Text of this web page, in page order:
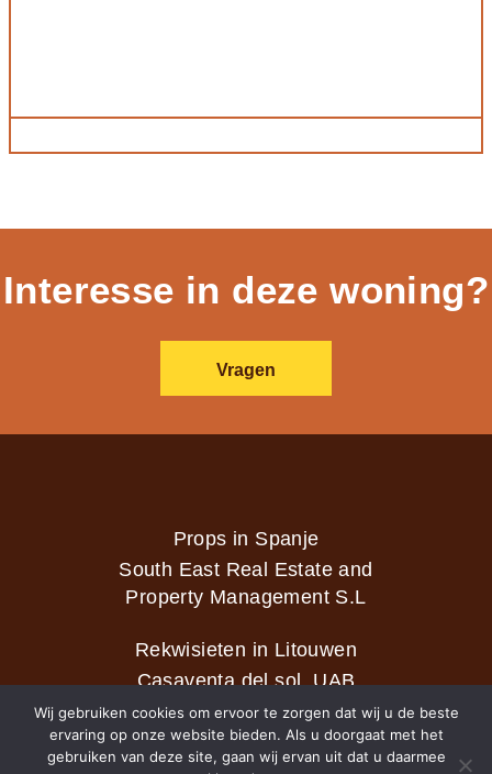
Interesse in deze woning?
Vragen
Props in Spanje
South East Real Estate and
Property Management S.L
Rekwisieten in Litouwen
Casaventa del sol, UAB
Wij gebruiken cookies om ervoor te zorgen dat wij u de beste
ervaring op onze website bieden. Als u doorgaat met het
gebruiken van deze site, gaan wij ervan uit dat u daarmee